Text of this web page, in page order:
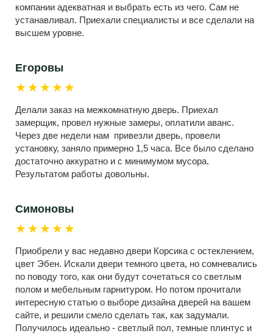
компании адекватная и выбрать есть из чего. Сам не
устанавливал. Приехали специалисты и все сделали на
высшем уровне.
Егоровы
★★★★★
Делали заказ на межкомнатную дверь. Приехал
замерщик, провел нужные замеры, оплатили аванс.
Через две недели нам привезли дверь, провели
установку, заняло примерно 1,5 часа. Все было сделано
достаточно аккуратно и с минимумом мусора.
Результатом работы довольны.
Симоновы
★★★★★
Приобрели у вас недавно двери Корсика с остеклением,
цвет Эбен. Искали двери темного цвета, но сомневались
по поводу того, как они будут сочетаться со светлым
полом и мебельным гарнитуром. Но потом прочитали
интересную статью о выборе дизайна дверей на вашем
сайте, и решили смело сделать так, как задумали.
Получилось идеально - светлый пол, темные плинтус и